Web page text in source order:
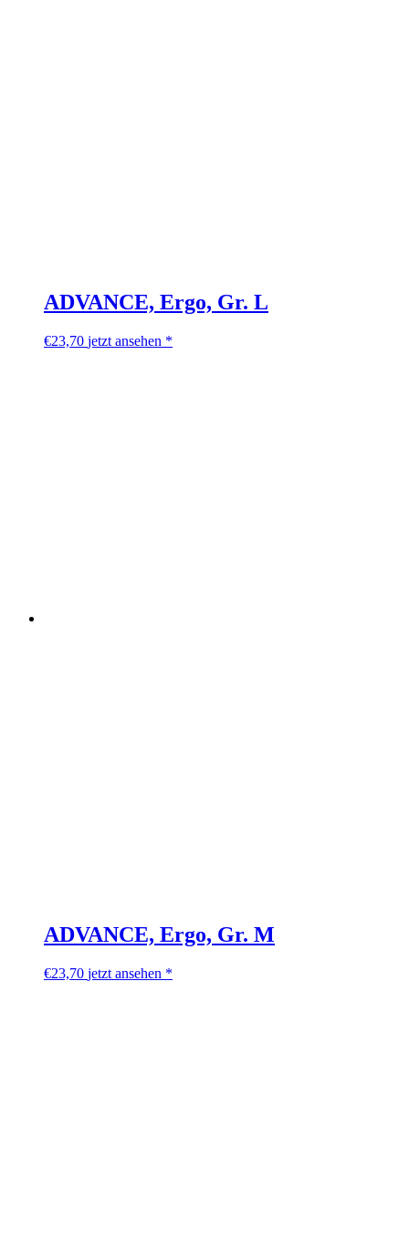
ADVANCE, Ergo, Gr. L
€23,70 jetzt ansehen *
ADVANCE, Ergo, Gr. M
€23,70 jetzt ansehen *